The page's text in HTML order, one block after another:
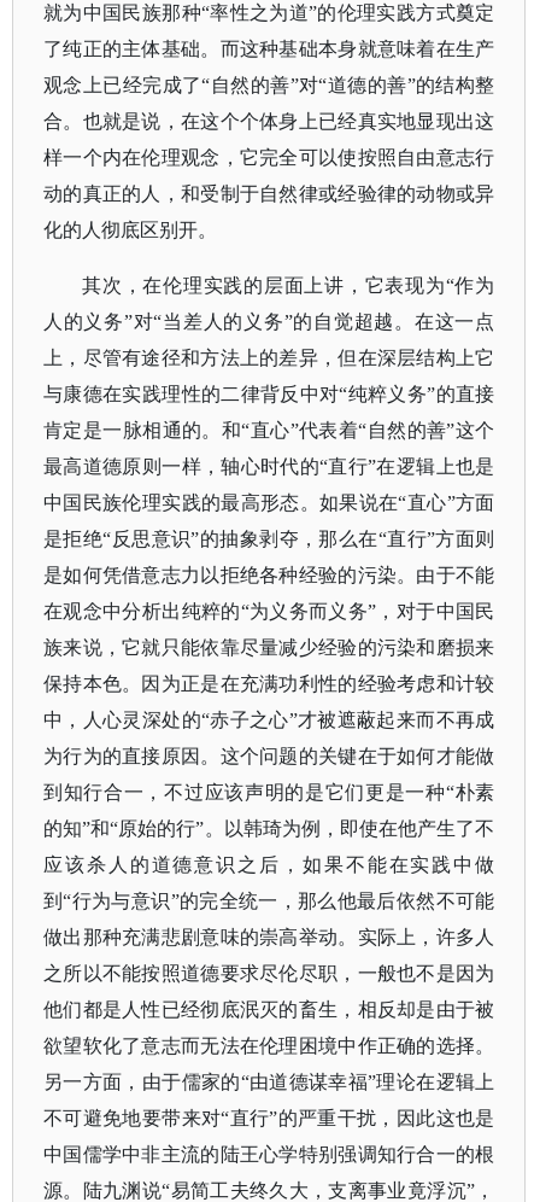
就为中国民族那种“率性之为道”的伦理实践方式奠定
了纯正的主体基础。而这种基础本身就意味着在生产
观念上已经完成了“自然的善”对“道德的善”的结构整
合。也就是说，在这个个体身上已经真实地显现出这
样一个内在伦理观念，它完全可以使按照自由意志行
动的真正的人，和受制于自然律或经验律的动物或异
化的人彻底区别开。
其次，在伦理实践的层面上讲，它表现为“作为
人的义务”对“当差人的义务”的自觉超越。在这一点
上，尽管有途径和方法上的差异，但在深层结构上它
与康德在实践理性的二律背反中对“纯粹义务”的直接
肯定是一脉相通的。和“直心”代表着“自然的善”这个
最高道德原则一样，轴心时代的“直行”在逻辑上也是
中国民族伦理实践的最高形态。如果说在“直心”方面
是拒绝“反思意识”的抽象剥夺，那么在“直行”方面则
是如何凭借意志力以拒绝各种经验的污染。由于不能
在观念中分析出纯粹的“为义务而义务”，对于中国民
族来说，它就只能依靠尽量减少经验的污染和磨损来
保持本色。因为正是在充满功利性的经验考虑和计较
中，人心灵深处的“赤子之心”才被遮蔽起来而不再成
为行为的直接原因。这个问题的关键在于如何才能做
到知行合一，不过应该声明的是它们更是一种“朴素
的知”和“原始的行”。以韩琦为例，即使在他产生了不
应该杀人的道德意识之后，如果不能在实践中做
到“行为与意识”的完全统一，那么他最后依然不可能
做出那种充满悲剧意味的崇高举动。实际上，许多人
之所以不能按照道德要求尽伦尽职，一般也不是因为
他们都是人性已经彻底泯灭的畜生，相反却是由于被
欲望软化了意志而无法在伦理困境中作正确的选择。
另一方面，由于儒家的“由道德谋幸福”理论在逻辑上
不可避免地要带来对“直行”的严重干扰，因此这也是
中国儒学中非主流的陆王心学特别强调知行合一的根
源。陆九渊说“易简工夫终久大，支离事业竟浮沉”，